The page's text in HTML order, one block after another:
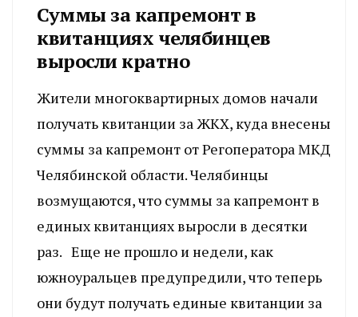
Суммы за капремонт в
квитанциях челябинцев
выросли кратно
Жители многоквартирных домов начали
получать квитанции за ЖКХ, куда внесены
суммы за капремонт от Регоператора МКД
Челябинской области. Челябинцы
возмущаются, что суммы за капремонт в
единых квитанциях выросли в десятки
раз. Еще не прошло и недели, как
южноуральцев предупредили, что теперь
они будут получать единые квитанции за